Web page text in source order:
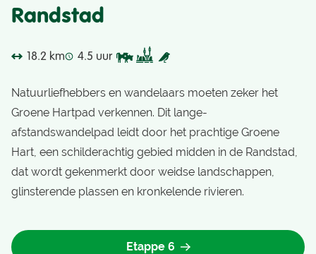
Randstad
18.2 km 4.5 uur
Natuurliefhebbers en wandelaars moeten zeker het
Groene Hartpad verkennen. Dit lange-
afstandswandelpad leidt door het prachtige Groene
Hart, een schilderachtig gebied midden in de Randstad,
dat wordt gekenmerkt door weidse landschappen,
glinsterende plassen en kronkelende rivieren.
Etappe 6